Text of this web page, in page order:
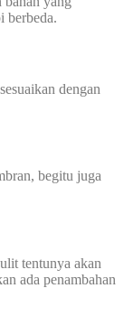
berbeda.
dengan
begitu juga
tentunya akan
ada penambahan